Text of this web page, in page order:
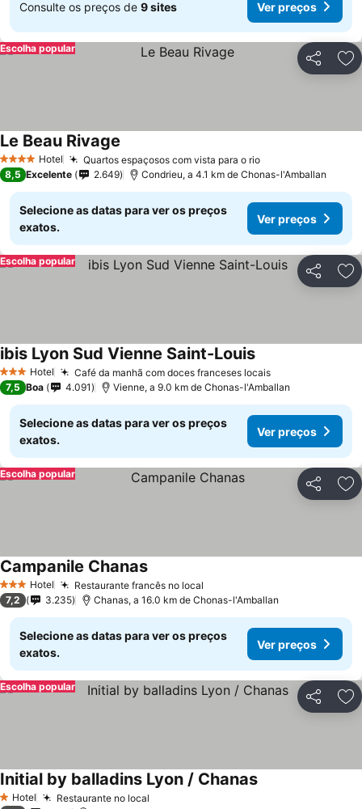
Consulte os preços de 9 sites Ver preços
Partilhar
Escolha popular
4 EstrelasHotel Quartos espaçosos com vista para o rioVer preços
Le Beau Rivage
8,5 Excelente 2.649 Condrieu, a 4.1 km de Chonas-l'Amballan
Selecione as datas para ver os preços
exatos.
Ver preços
Partilhar
Escolha popular
3 EstrelasHotel Café da manhã com doces franceses locaisVer preços
ibis Lyon Sud Vienne Saint-LouisVer preços
7,5 Boa 4.091 Vienne, a 9.0 km de Chonas-l'Amballan
Selecione as datas para ver os preços
exatos.
Ver preços
Partilhar
Escolha popular
3 EstrelasHotel Restaurante francês no local
Campanile ChanasVer preços
7,2 3.235 Chanas, a 16.0 km de Chonas-l'Amballan
Selecione as datas para ver os preços
exatos.
Ver preços
Partilhar
Escolha popular
1 Estrelas
Hotel Restaurante no local
Initial by balladins Lyon / ChanasVer preços